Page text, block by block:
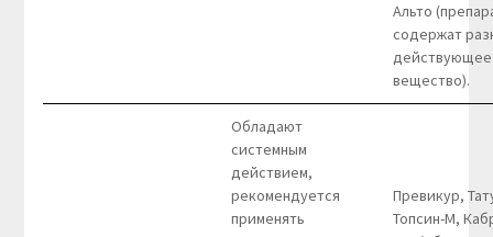
Альто
содержат
действующее
вещество).
Обладают
системным
действием,
рекомендуется
применять
Превикур,
Топсин-М,